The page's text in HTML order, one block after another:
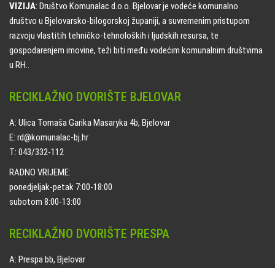
VIZIJA: Društvo Komunalac d.o.o. Bjelovar je vodeće komunalno
društvo u Bjelovarsko-bilogorskoj županiji, a suvremenim pristupom
razvoju vlastitih tehničko-tehnoloških i ljudskih resursa, te
gospodarenjem imovine, teži biti među vodećim komunalnim društvima
u RH..
RECIKLAŽNO DVORIŠTE BJELOVAR
A: Ulica Tomaša Garika Masaryka 4b, Bjelovar
E: rd@komunalac-bj.hr
T: 043/332-112
RADNO VRIJEME:
ponedjeljak-petak 7:00-18:00
subotom 8:00-13:00
RECIKLAŽNO DVORIŠTE PRESPA
A: Prespa bb, Bjelovar